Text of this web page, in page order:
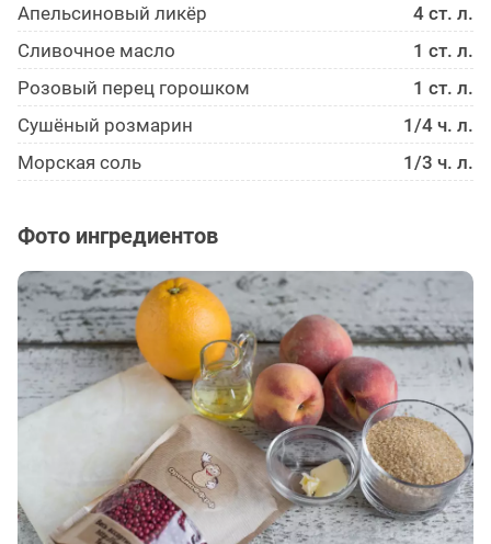
Апельсиновый ликёр
4 ст. л.
Сливочное масло
1 ст. л.
Розовый перец горошком
1 ст. л.
Сушёный розмарин
1/4 ч. л.
Морская соль
1/3 ч. л.
Фото ингредиентов